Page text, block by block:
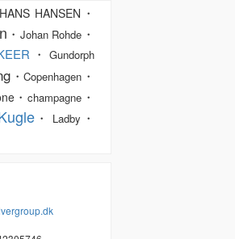
HANS HANSEN ・
・ Johan Rohde ・
・ Gundorph
・Copenhagen ・
・champagne ・
・ Ladby ・